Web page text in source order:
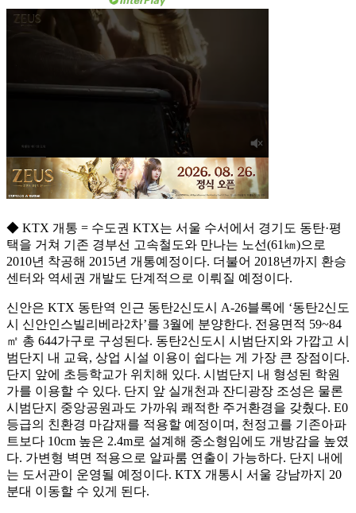
◆ KTX 개통 = 수도권 KTX는 서울 수서에서 경기도 동탄·평
택을 거쳐 기존 경부선 고속철도와 만나는 노선(61㎞)으로
2010년 착공해 2015년 개통예정이다. 더불어 2018년까지 환승
센터와 역세권 개발도 단계적으로 이뤄질 예정이다.
신안은 KTX 동탄역 인근 동탄2신도시 A-26블록에 ‘동탄2신도
시 신안인스빌리베라2차’를 3월에 분양한다. 전용면적 59~84
㎡ 총 644가구로 구성된다. 동탄2신도시 시범단지와 가깝고 시
범단지 내 교육, 상업 시설 이용이 쉽다는 게 가장 큰 장점이다.
단지 앞에 초등학교가 위치해 있다. 시범단지 내 형성된 학원
가를 이용할 수 있다. 단지 앞 실개천과 잔디광장 조성은 물론
시범단지 중앙공원과도 가까워 쾌적한 주거환경을 갖췄다. E0
등급의 친환경 마감재를 적용할 예정이며, 천정고를 기존아파
트보다 10cm 높은 2.4m로 설계해 중소형임에도 개방감을 높였
다. 가변형 벽면 적용으로 알파룸 연출이 가능하다. 단지 내에
는 도서관이 운영될 예정이다. KTX 개통시 서울 강남까지 20
분대 이동할 수 있게 된다.